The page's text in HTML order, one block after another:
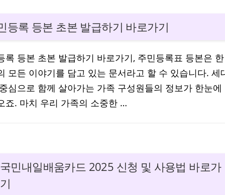
등록 등본 초본 발급하기 바로가기
록 등본 초본 발급하기 바로가기, 주민등록표 등본은 한
모든 이야기를 담고 있는 문서라고 할 수 있습니다. 세
심으로 함께 살아가는 가족 구성원들의 정보가 한눈에
죠. 마치 우리 가족의 소중한 …
국민내일배움카드 2025 신청 및 사용법 바로가
기